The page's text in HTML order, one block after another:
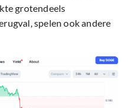
grotendeels
spelen ook andere